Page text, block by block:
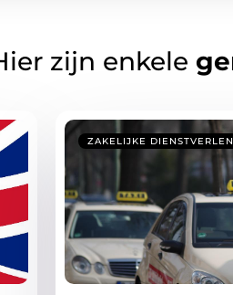
zijn enkele
ZAKELIJKE